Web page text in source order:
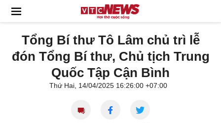
Tổng Bí thư Tô Lâm chủ trì lễ
đón Tổng Bí thư, Chủ tịch Trung
Quốc Tập Cận Bình
Thứ Hai, 14/04/2025 16:26:00 +07:00